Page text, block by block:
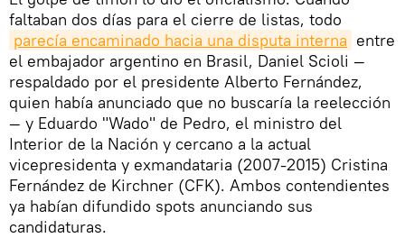
faltaban dos días para el cierre de listas, todo
parecía encaminado hacia una disputa interna entre
el embajador argentino en Brasil, Daniel Scioli —
respaldado por el presidente Alberto Fernández,
quien había anunciado que no buscaría la reelección
— y Eduardo "Wado" de Pedro, el ministro del
Interior de la Nación y cercano a la actual
vicepresidenta y exmandataria (2007-2015) Cristina
Fernández de Kirchner (CFK). Ambos contendientes
ya habían difundido spots anunciando sus
candidaturas.